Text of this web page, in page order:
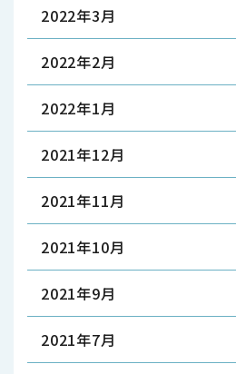
2022年3月
2022年2月
2022年1月
2021年12月
2021年11月
2021年10月
2021年9月
2021年7月